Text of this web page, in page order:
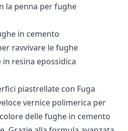
la penna per fughe
in cemento
ravvivare le fughe
resina epossidica
piastrellate con Fuga
vernice polimerica per
delle fughe in cemento